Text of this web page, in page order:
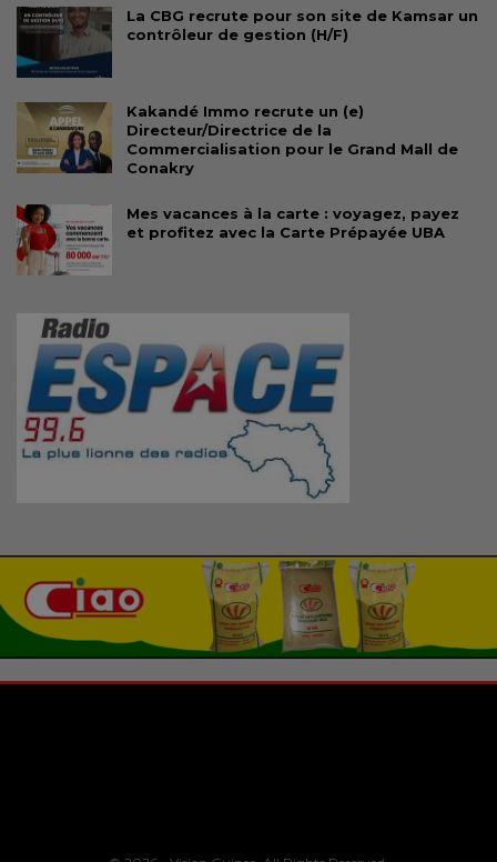
La CBG recrute pour son site de Kamsar un
contrôleur de gestion (H/F)
Kakandé Immo recrute un (e)
Directeur/Directrice de la
Commercialisation pour le Grand Mall de
Conakry
Mes vacances à la carte : voyagez, payez
et profitez avec la Carte Prépayée UBA